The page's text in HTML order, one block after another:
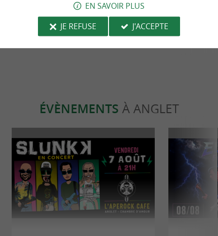
Coutellerie Talaia, un artisan
passionné à rencontrer au Pays Basque
Anglet
Izadia à
ÉVÈNEMENTS À ANGLET
EN SAVOIR PLUS
JE REFUSE
J'ACCEPTE